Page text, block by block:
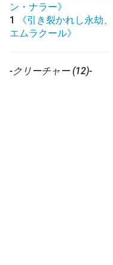
ン・ナラー》
1
《引き裂かれし永劫、
エムラクール》
-クリーチャー (12)-